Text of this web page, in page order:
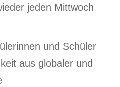
jeden Mittwoch
und Schüler
aus globaler und